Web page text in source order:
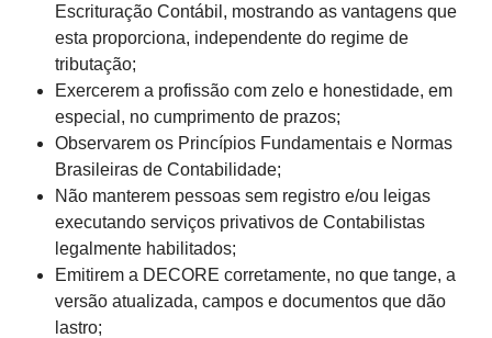
Escrituração Contábil, mostrando as vantagens que
esta proporciona, independente do regime de
tributação;
Exercerem a profissão com zelo e honestidade, em
especial, no cumprimento de prazos;
Observarem os Princípios Fundamentais e Normas
Brasileiras de Contabilidade;
Não manterem pessoas sem registro e/ou leigas
executando serviços privativos de Contabilistas
legalmente habilitados;
Emitirem a DECORE corretamente, no que tange, a
versão atualizada, campos e documentos que dão
lastro;